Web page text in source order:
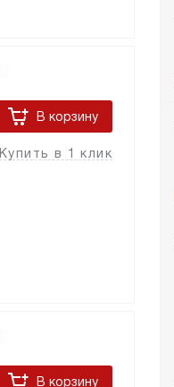
В корзину
Купить в 1 клик
В корзину